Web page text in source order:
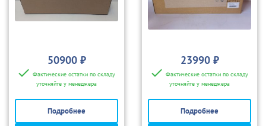
50900 ₽
Фактические остатки по складу
уточняйте у менеджера
Подробнее
23990 ₽
Фактические остатки по складу
уточняйте у менеджера
Подробнее